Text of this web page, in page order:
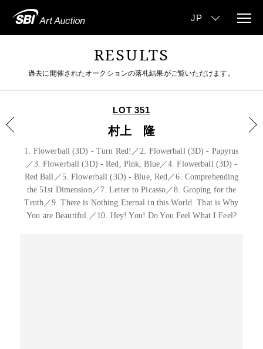
RESULTS
過去に開催されたオークションの落札結果がご覧いただけます。
LOT 351
村上 隆
1. Flowerball (3D) - Turn Red!／2. Flowerball (3D) - Papyrus
／3. Flowerball (3D) - Red, Pink, Blue／4. Flowerball (3D) -
Red Ball／5. Flowerball (3D) - Blue, Red／6. Comprehending
the 51st Dimension／7. Letter to Picasso／8. Groping for the
Truth／9. There is Nothing Eternal in this World. That is Why
You are Beautiful.／10. Hey! You! Do You Feel What I Feel?